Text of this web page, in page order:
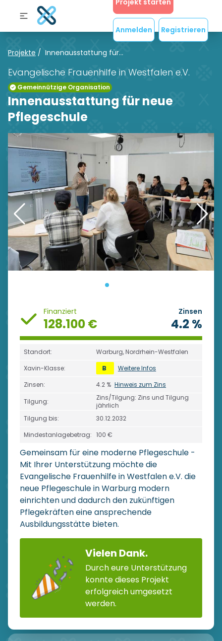
Projekt starten
Anmelden Registrieren
Projekte / Innenausstattung für...
Evangelische Frauenhilfe in Westfalen e.V.
Gemeinnützige Organisation
Innenausstattung für neue
Pflegeschule
Finanziert Zinsen
128.100 € 4.2 %
Standort:
Warburg, Nordrhein-Westfalen
Xavin-Klasse:
B
Weitere Infos
Zinsen:
4.2 % Hinweis zum Zins
Tilgung:
Zins/Tilgung: Zins und Tilgung
jährlich
Tilgung bis:
30.12.2032
Mindestanlagebetrag: 100 €
Gemeinsam für eine moderne Pflegeschule -
Mit Ihrer Unterstützung möchte die
Evangelische Frauenhilfe in Westfalen e.V. die
neue Pflegeschule in Warburg modern
einrichten und dadurch den zukünftigen
Pflegekräften eine ansprechende
Ausbildungsstätte bieten.
Vielen Dank.
Durch eure Unterstützung
konnte dieses Projekt
erfolgreich umgesetzt
werden.